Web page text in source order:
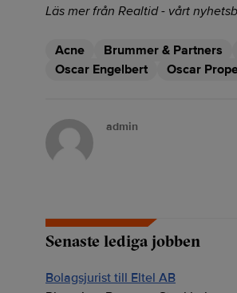
Läs mer från Realtid - vårt
Acne Brummer & Partners
Oscar Engelbert
Oscar
admin
Senaste lediga jobben
Bolagsjurist till Eltel AB